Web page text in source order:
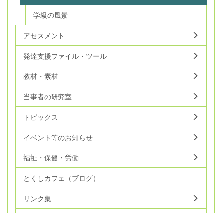
学級の風景
アセスメント
発達支援ファイル・ツール
教材・素材
当事者の研究室
トピックス
イベント等のお知らせ
福祉・保健・労働
とくしカフェ（ブログ）
リンク集